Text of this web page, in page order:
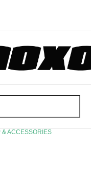
& ACCESSORIES